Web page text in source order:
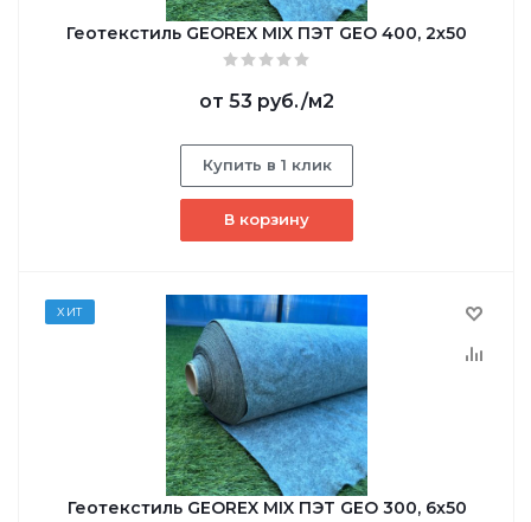
Геотекстиль GEОREX MIX ПЭТ GEO 400, 2х50
от 53 руб./м2
Купить в 1 клик
В корзину
ХИТ
Геотекстиль GEОREX MIX ПЭТ GEO 300, 6х50